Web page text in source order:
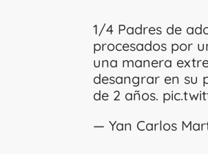
1/4 Padres de
procesados por
una manera
desangrar en su
de 2 años.
— Yan Carlos